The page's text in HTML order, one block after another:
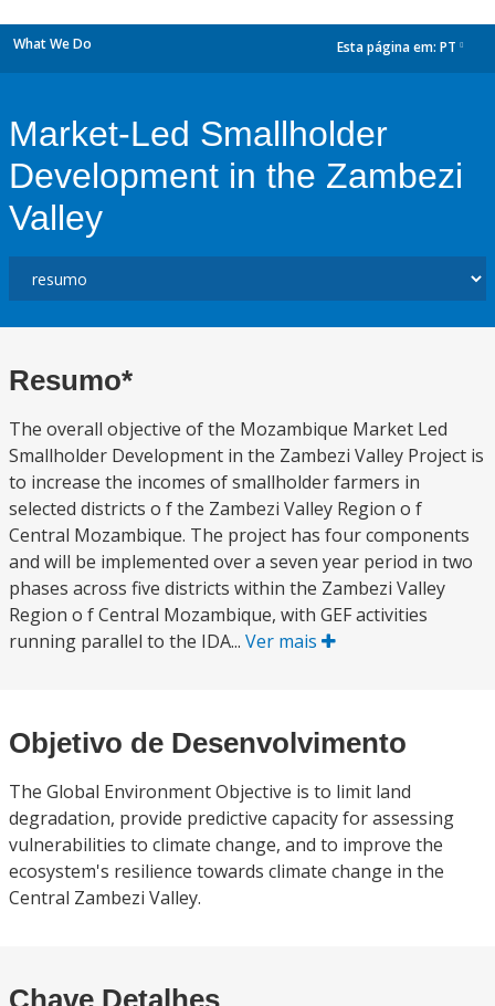
What We Do Esta página em: PT
Market-Led Smallholder
Development in the Zambezi
Valley
Resumo*
The overall objective of the Mozambique Market Led
Smallholder Development in the Zambezi Valley Project is
to increase the incomes of smallholder farmers in
selected districts o f the Zambezi Valley Region o f
Central Mozambique. The project has four components
and will be implemented over a seven year period in two
phases across five districts within the Zambezi Valley
Region o f Central Mozambique, with GEF activities
running parallel to the IDA... Ver mais
Objetivo de Desenvolvimento
The Global Environment Objective is to limit land
degradation, provide predictive capacity for assessing
vulnerabilities to climate change, and to improve the
ecosystem's resilience towards climate change in the
Central Zambezi Valley.
Chave Detalhes